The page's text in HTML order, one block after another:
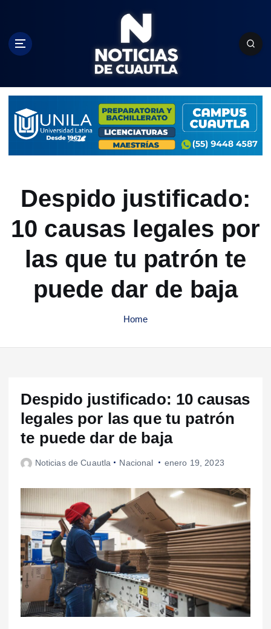
c
Despido justificado:
10 causas legales por
las que tu patrón te
puede dar de baja
Home
Despido justificado: 10 causas
legales por las que tu patrón
te puede dar de baja
Noticias de Cuautla Nacional enero 19, 2023